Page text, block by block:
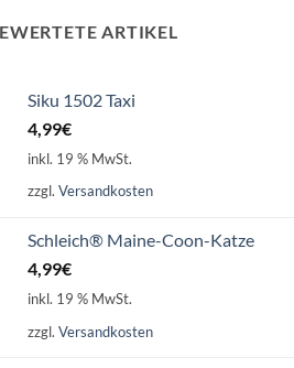
ARTIKEL
Siku 1502 Taxi
4,99€
inkl. 19 % MwSt.
zzgl. Versandkosten
Schleich® Maine-Coon-Katze
4,99€
inkl. 19 % MwSt.
zzgl. Versandkosten